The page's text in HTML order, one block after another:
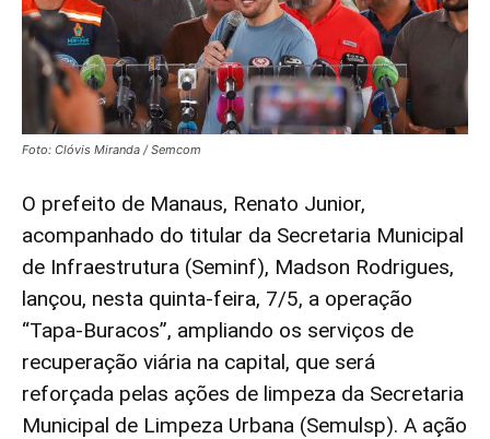
Foto: Clóvis Miranda / Semcom
O prefeito de Manaus, Renato Junior,
acompanhado do titular da Secretaria Municipal
de Infraestrutura (Seminf), Madson Rodrigues,
lançou, nesta quinta-feira, 7/5, a operação
“Tapa-Buracos”, ampliando os serviços de
recuperação viária na capital, que será
reforçada pelas ações de limpeza da Secretaria
Municipal de Limpeza Urbana (Semulsp). A ação